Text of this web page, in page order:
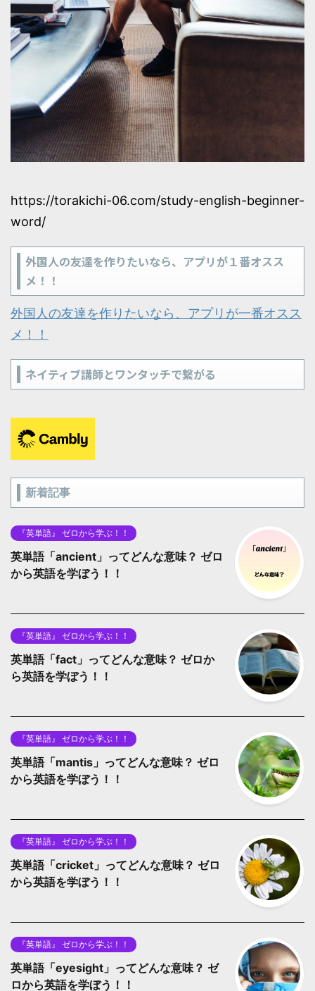
https://torakichi-06.com/study-english-beginner-
word/
外国人の友達を作りたいなら、アプリが１番オスス
メ！！
外国人の友達を作りたいなら、アプリが一番オスス
メ！！
ネイティブ講師とワンタッチで繋がる
新着記事
『英単語』 ゼロから学ぶ！！
英単語「ancient」ってどんな意味？ ゼロ
から英語を学ぼう！！
『英単語』 ゼロから学ぶ！！
英単語「fact」ってどんな意味？ ゼロか
ら英語を学ぼう！！
『英単語』 ゼロから学ぶ！！
英単語「mantis」ってどんな意味？ ゼロ
から英語を学ぼう！！
『英単語』 ゼロから学ぶ！！
英単語「cricket」ってどんな意味？ ゼロ
から英語を学ぼう！！
『英単語』 ゼロから学ぶ！！
英単語「eyesight」ってどんな意味？ ゼ
ロから英語を学ぼう！！